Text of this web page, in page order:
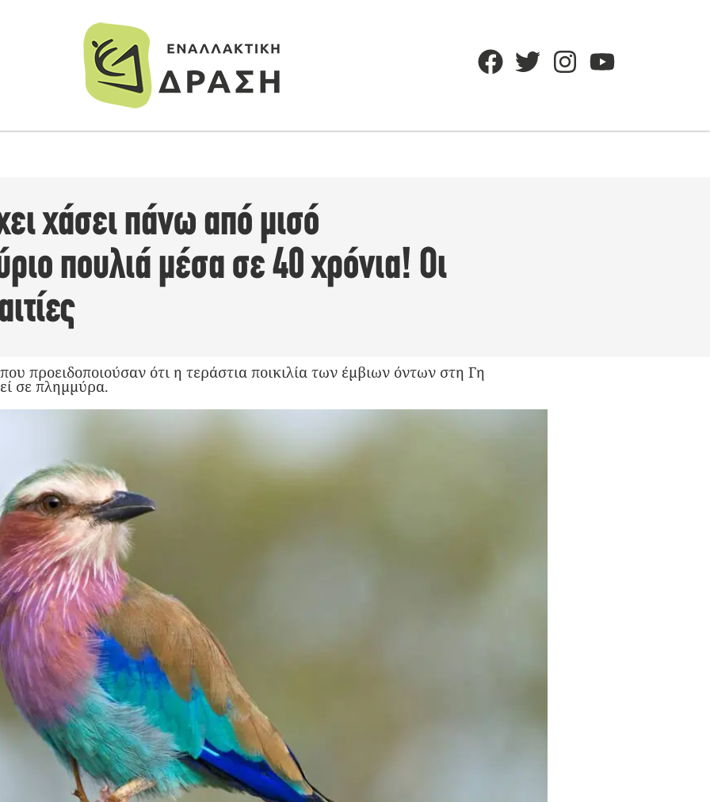
χάσει πάνω από μισό
πουλιά μέσα σε 40 χρόνια! Οι
προειδοποιούσαν ότι η τεράστια ποικιλία των έμβιων όντων στη Γη
σε πλημμύρα.